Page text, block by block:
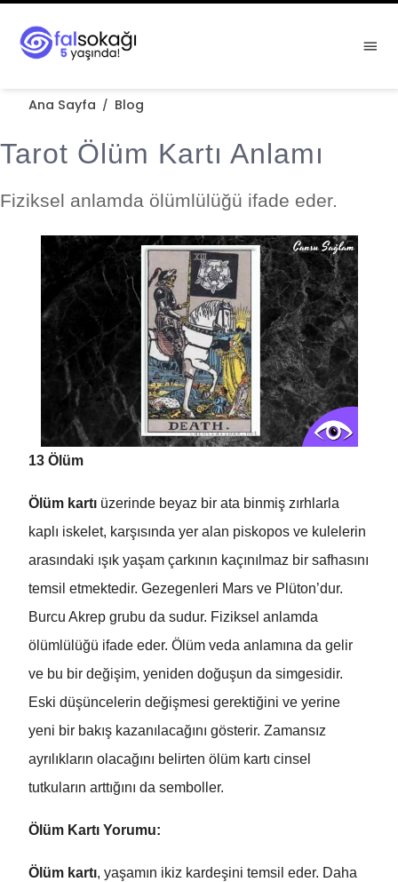
Ana Sayfa / Blog
Tarot Ölüm Kartı Anlamı
Fiziksel anlamda ölümlülüğü ifade eder.
13 Ölüm
Ölüm kartı üzerinde beyaz bir ata binmiş zırhlarla
kaplı iskelet, karşısında yer alan piskopos ve kulelerin
arasındaki ışık yaşam çarkının kaçınılmaz bir safhasını
temsil etmektedir. Gezegenleri Mars ve Plüton’dur.
Burcu Akrep grubu da sudur. Fiziksel anlamda
ölümlülüğü ifade eder. Ölüm veda anlamına da gelir
ve bu bir değişim, yeniden doğuşun da simgesidir.
Eski düşüncelerin değişmesi gerektiğini ve yerine
yeni bir bakış kazanılacağını gösterir. Zamansız
ayrılıkların olacağını belirten ölüm kartı cinsel
tutkuların arttığını da semboller.
Ölüm Kartı Yorumu:
Ölüm kartı, yaşamın ikiz kardeşini temsil eder. Daha